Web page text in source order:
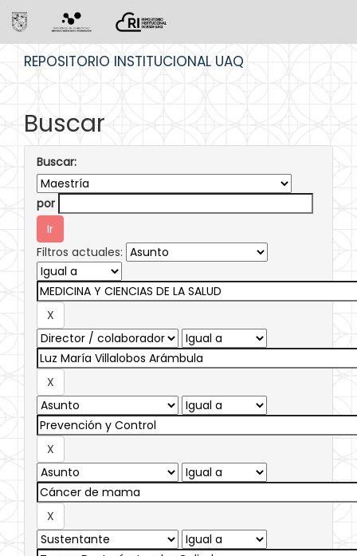
REPOSITORIO INSTITUCIONAL UAQ
Buscar
Buscar:
por
Filtros actuales: